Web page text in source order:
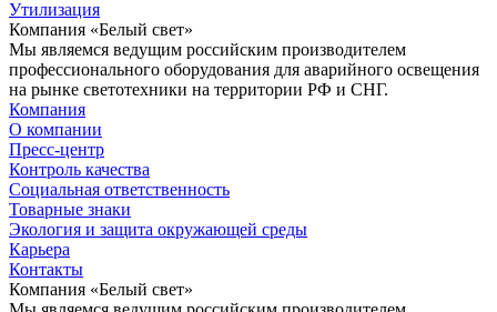
Утилизация
Компания «Белый свет»
Мы являемся ведущим российским производителем
профессионального оборудования для аварийного освещения
на рынке светотехники на территории РФ и СНГ.
Компания
О компании
Пресс-центр
Контроль качества
Социальная ответственность
Товарные знаки
Экология и защита окружающей среды
Карьера
Контакты
Компания «Белый свет»